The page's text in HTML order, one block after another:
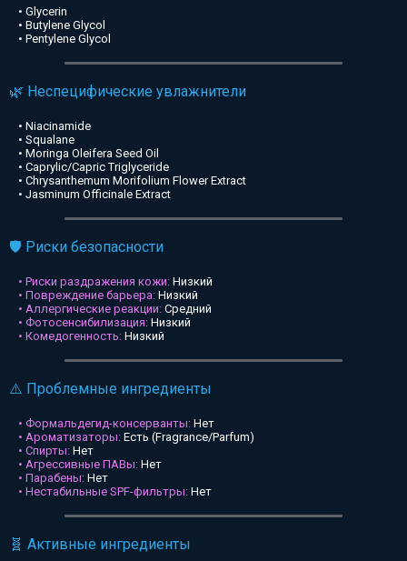
• Glycerin
• Butylene Glycol
• Pentylene Glycol
🌿 Неспецифические увлажнители
• Niacinamide
• Squalane
• Moringa Oleifera Seed Oil
• Caprylic/Capric Triglyceride
• Chrysanthemum Morifolium Flower Extract
• Jasminum Officinale Extract
🛡️ Риски безопасности
• Риски раздражения кожи: Низкий
• Повреждение барьера: Низкий
• Аллергические реакции: Средний
• Фотосенсибилизация: Низкий
• Комедогенность: Низкий
⚠️ Проблемные ингредиенты
• Формальдегид-консерванты: Нет
• Ароматизаторы: Есть (Fragrance/Parfum)
• Спирты: Нет
• Агрессивные ПАВы: Нет
• Парабены: Нет
• Нестабильные SPF-фильтры: Нет
🧬 Активные ингредиенты